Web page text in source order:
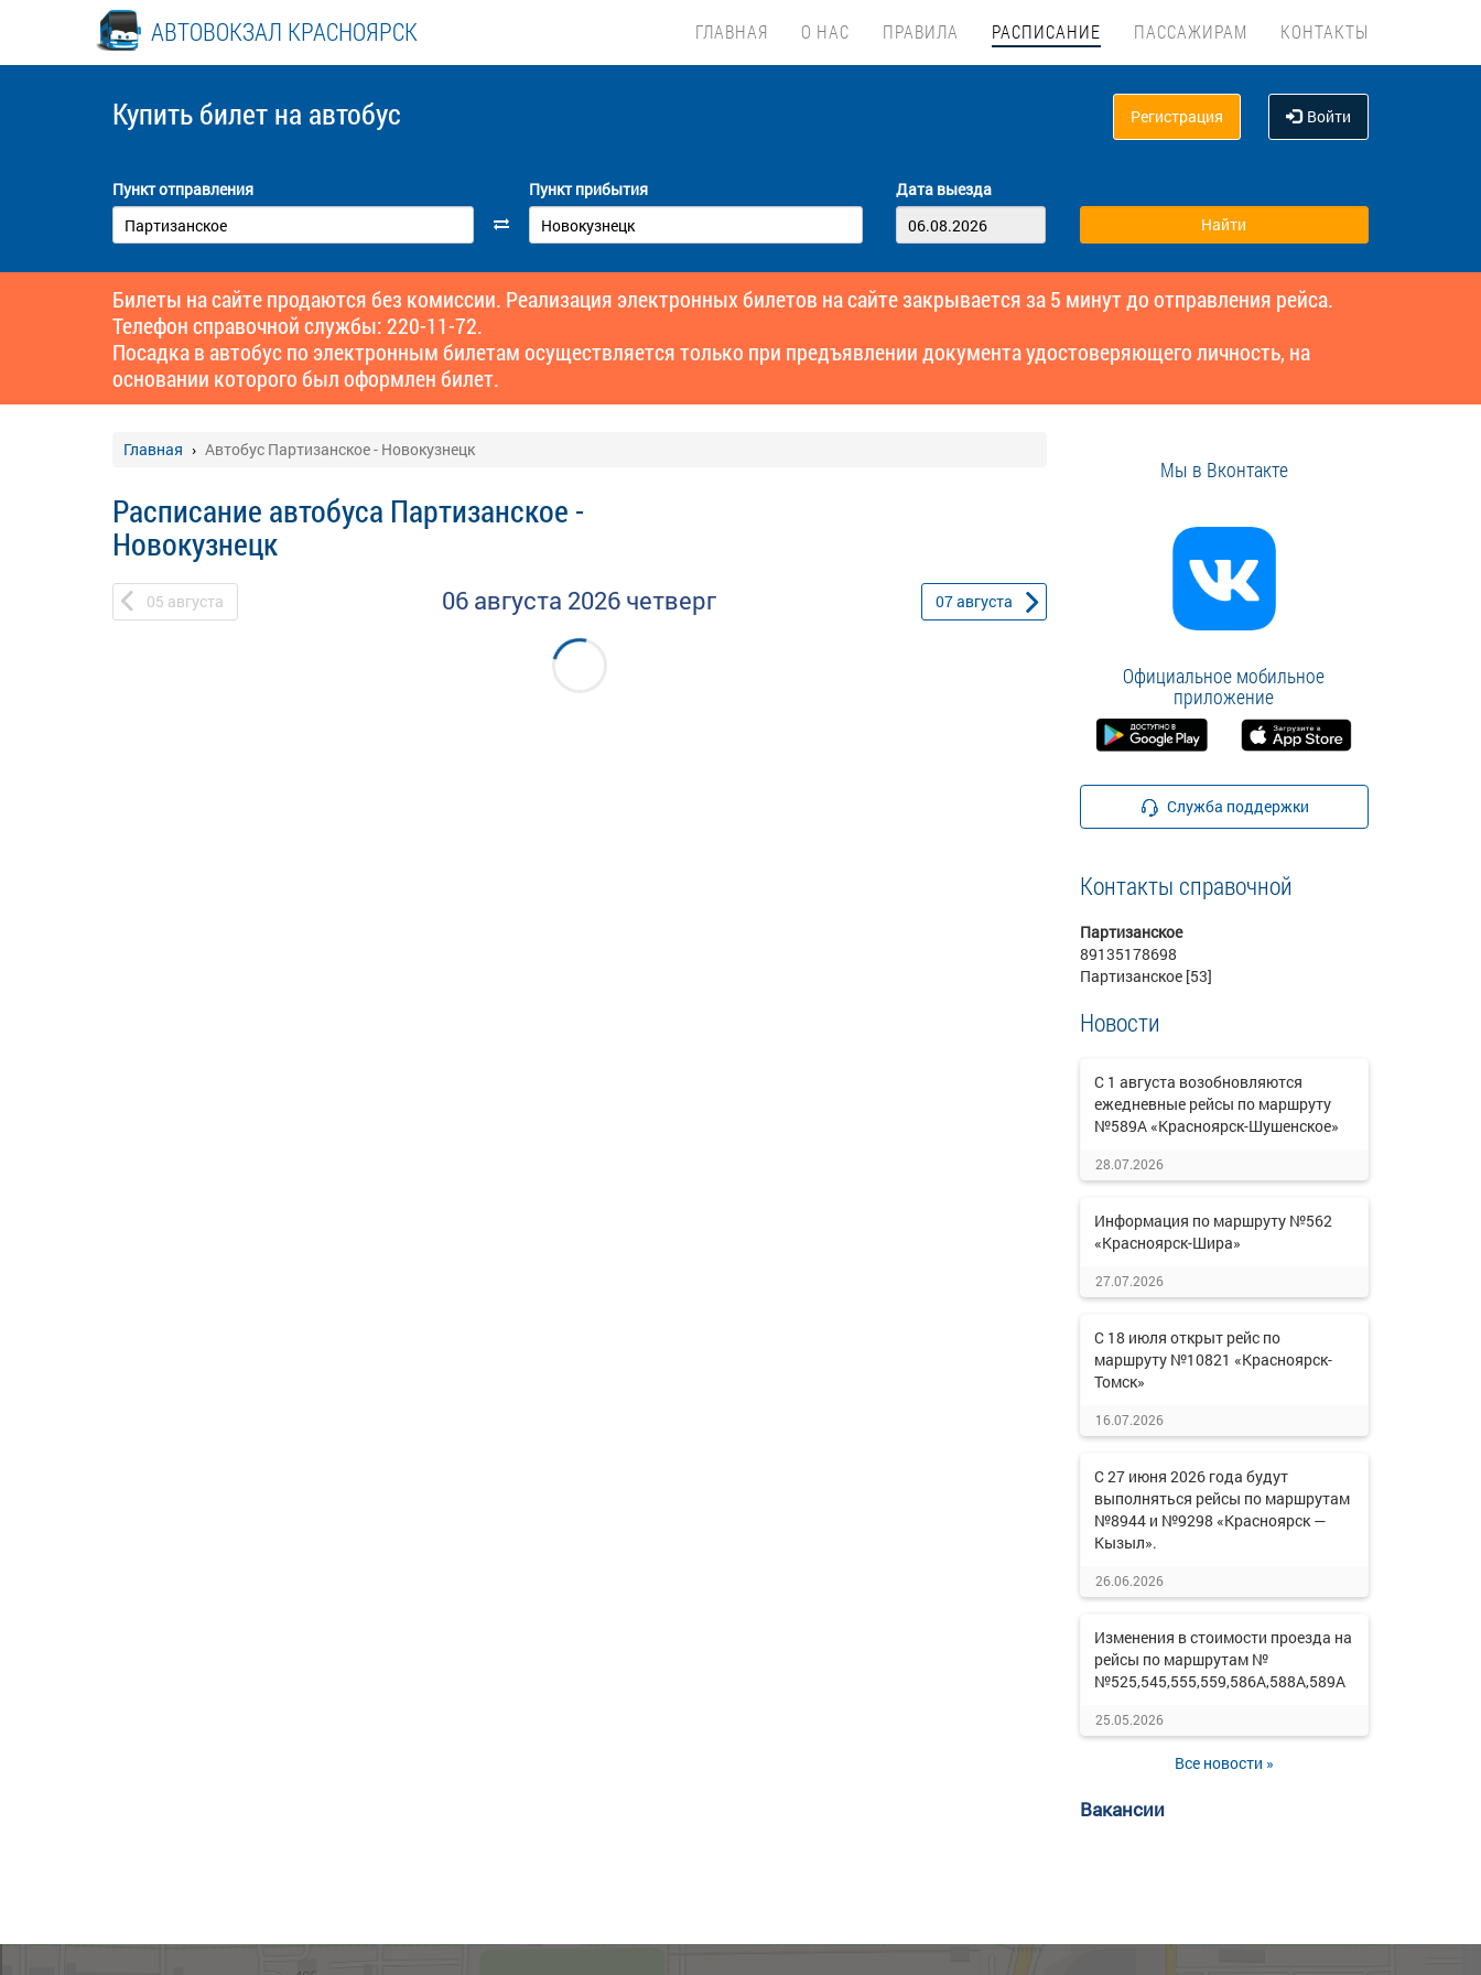
АВТОВОКЗАЛ КРАСНОЯРСК ГЛАВНАЯ О НАС ПРАВИЛА РАСПИСАНИЕ ПАССАЖИРАМ КОНТАКТЫ
Купить билет на автобус Регистрация Войти
Пункт отправления Пункт прибытия Дата выезда
Билеты на сайте продаются без комиссии. Реализация электронных билетов на сайте закрывается за 5 минут до отправления рейса.
Телефон справочной службы: 220-11-72.
Посадка в автобус по электронным билетам осуществляется только при предъявлении документа удостоверяющего личность, на
основании которого был оформлен билет.
Главная Автобус Партизанское - Новокузнецк
Расписание автобуса Партизанское -
Новокузнецк
05 августа 06 августа 2026 четверг 07августа
Мы в Вконтакте
Официальное мобильное
приложение
Служба поддержки
Контакты справочной
Партизанское
89135178698
Партизанское [53]
Новости
С 1 августа возобновляются
ежедневные рейсы по маршруту
№589А «Красноярск-Шушенское»
28.07.2026
Информация по маршруту №562
«Красноярск-Шира»
27.07.2026
С 18 июля открыт рейс по
маршруту №10821 «Красноярск-
Томск»
16.07.2026
С 27 июня 2026 года будут
выполняться рейсы по маршрутам
№8944 и №9298 «Красноярск —
Кызыл».
26.06.2026
Изменения в стоимости проезда на
рейсы по маршрутам №
№525,545,555,559,586А,588А,589А
25.05.2026
Все новости »
Вакансии